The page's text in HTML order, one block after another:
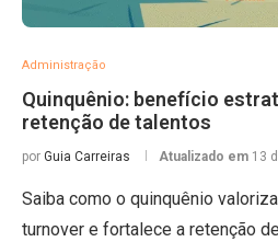
Administração
Quinquênio: benefício
retenção de talentos
por Guia Carreiras Atualizado em 13
Saiba como o quinquênio
turnover e fortalece a retenção